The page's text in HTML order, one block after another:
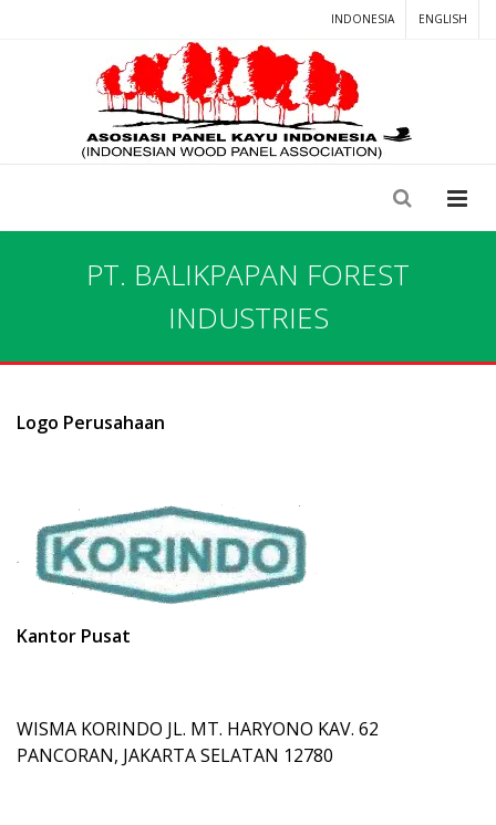
INDONESIA ENGLISH
PT. BALIKPAPAN FOREST
INDUSTRIES
Logo Perusahaan
Kantor Pusat
WISMA KORINDO JL. MT. HARYONO KAV. 62
PANCORAN, JAKARTA SELATAN 12780